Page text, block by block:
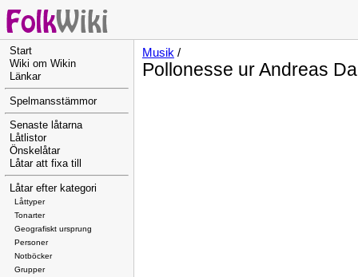
Start
Wiki om Wikin
Länkar
Spelmansstämmor
Senaste låtarna
Låtlistor
Önskelåtar
Låtar att fixa till
Låtar efter kategori
Låttyper
Tonarter
Geografiskt ursprung
Personer
Notböcker
Grupper
Musik /
Pollonesse ur Andreas